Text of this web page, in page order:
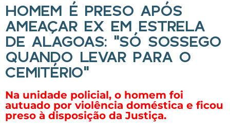
HOMEM É PRESO APÓS
AMEAÇAR EX EM ESTRELA
DE ALAGOAS: “SÓ SOSSEGO
QUANDO LEVAR PARA O
CEMITÉRIO”
Na unidade policial, o homem foi
autuado por violência doméstica e ficou
preso à disposição da Justiça.